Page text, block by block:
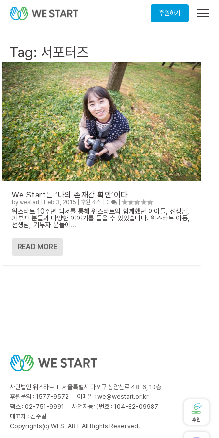
후원하기
메
열
Tag: 서포터즈
We Start는 ‘나의 존재감 확인’이다
by westart Feb 3, 2015 후원 소식 0
위스타트 10주년 백서를 통해 위스타트와 함께했던 아이들, 선생님,
기부자 분들의 다양한 이야기를 들을 수 있었습니다. 위스타트 아동,
선생님, 기부자 분들이...
READ MORE
사단법인 위스타트
서울특별시 마포구 상암산로 48-6, 10층
후원문의 : 1577-9572
이메일 : we@westart.or.kr
팩스 : 02-751-9991
사업자등록번호 : 104-82-09987
대표자 : 김수길
Copyrights(c) WESTART All Rights Reserved.
후원